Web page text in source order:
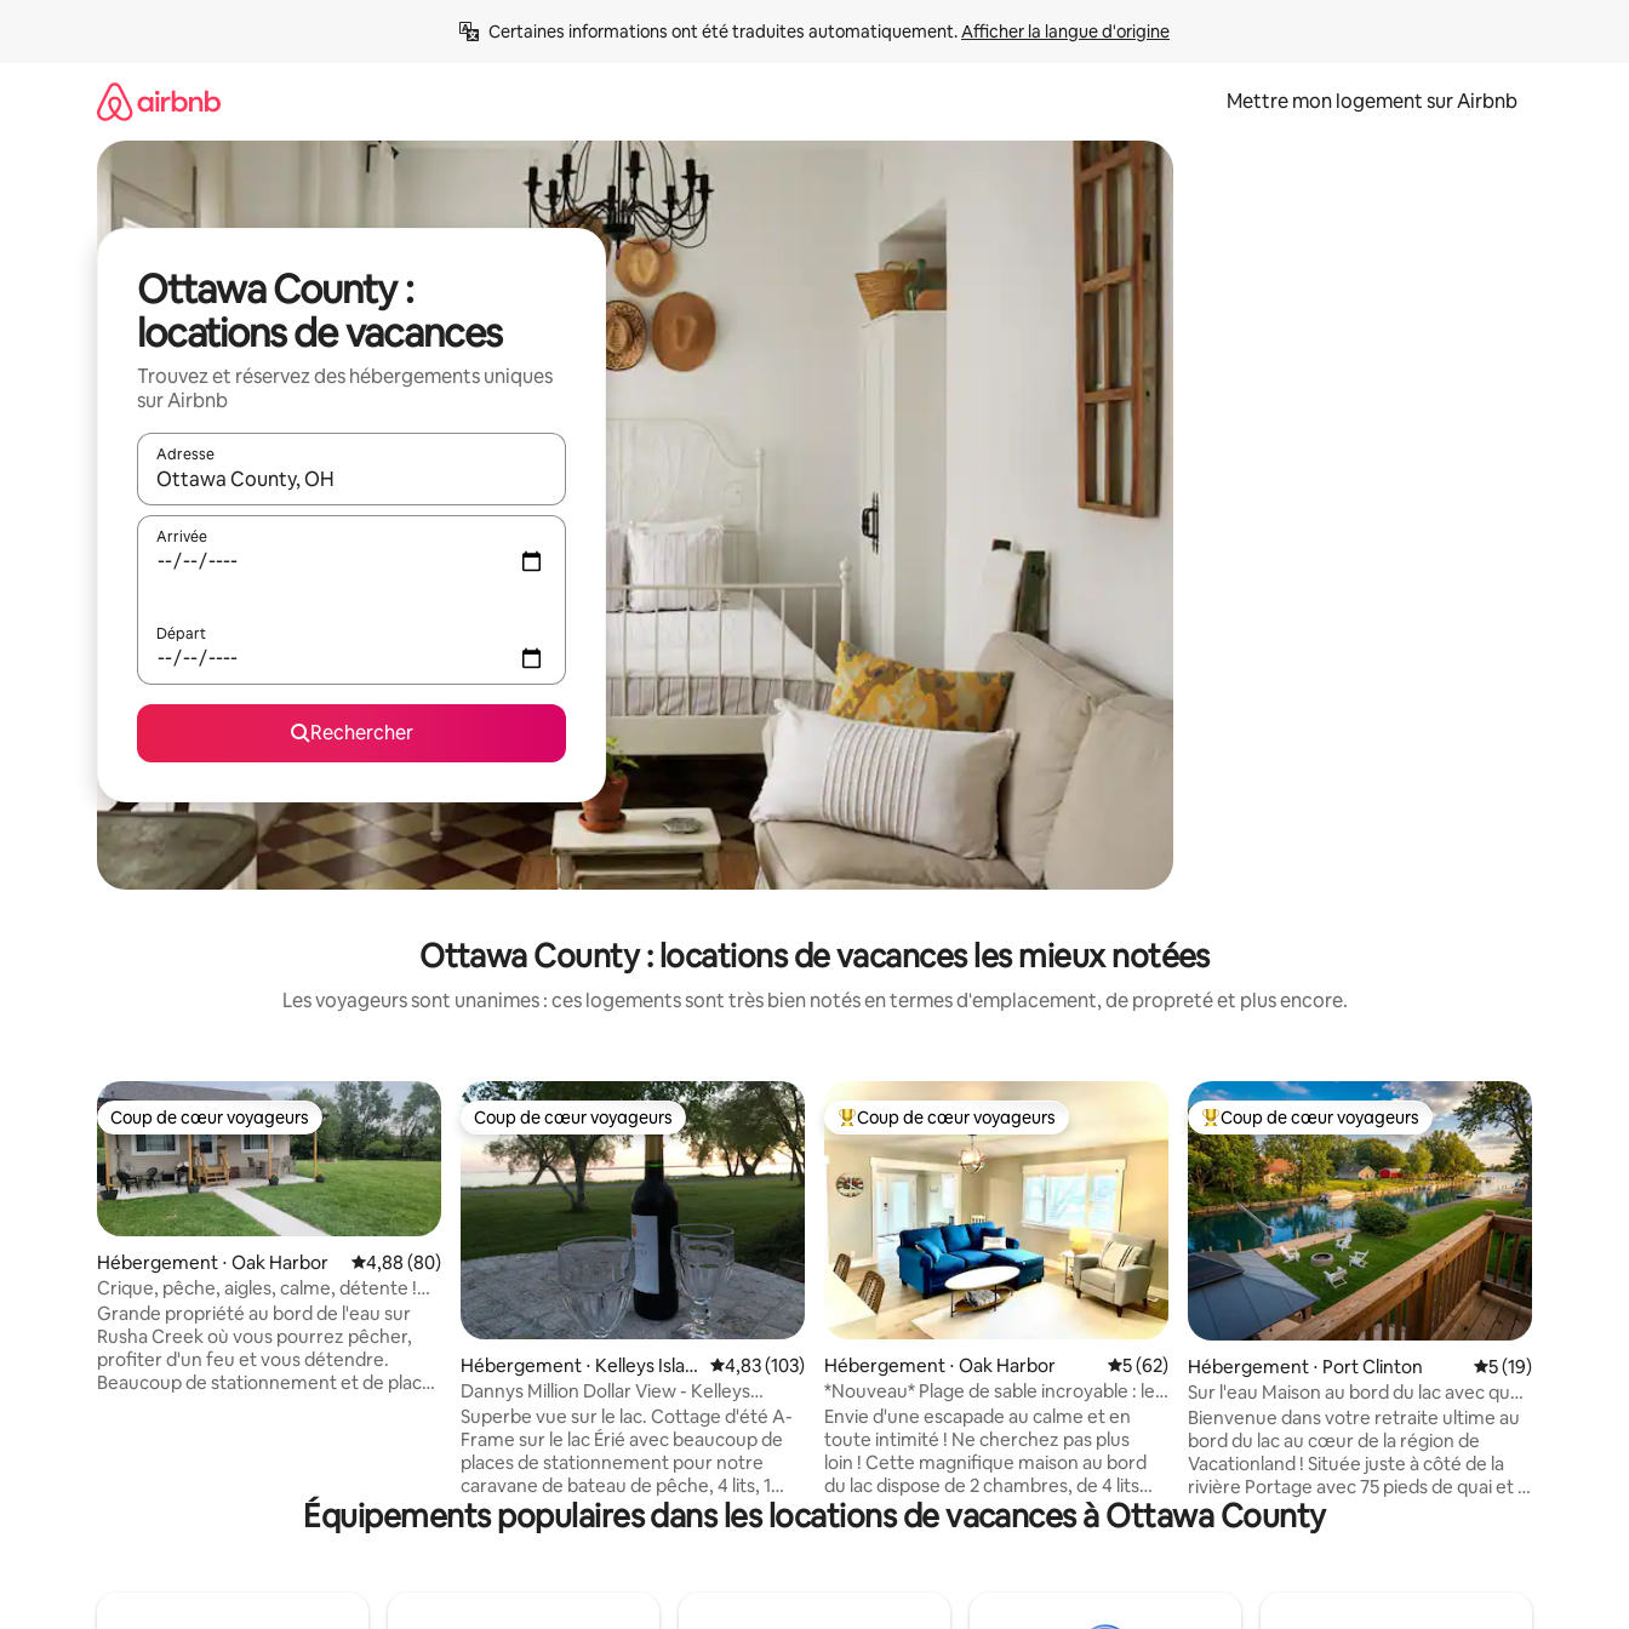
Certaines informations ont été traduites automatiquement. Afficher la langue d'origine
Mettre mon logement sur Airbnb
Ottawa County :
locations de vacances
Trouvez et réservez des hébergements uniques
sur Airbnb
Adresse
Lorsque les résultats s'affichent, utilisez les flèches vers le haut et vers le bas pour les parcourir ou en appuyant et en faisant glisser.
Arrivée
Départ
Rechercher
Ottawa County : locations de vacances les mieux notées
Les voyageurs sont unanimes : ces logements sont très bien notés en termes d'emplacement, de propreté et plus encore.
Coup de cœur voyageurs
Coup de cœur voyageurs
Hébergement ⋅ Oak Harbor Évaluation moyenne sur la base de 80 commentaires : 4,88 sur 5
4,88 (80)
Crique, pêche, aigles, calme, détente !
Réservez dès maintenant !
Grande propriété au bord de l'eau sur
Rusha Creek où vous pourrez pêcher,
profiter d'un feu et vous détendre.
Beaucoup de stationnement et de place
encore ! À quelques kilomètres de la
zone faunique de Magee Marsh, de
Coup de cœur voyageurs
Coup de cœur voyageurs
Hébergement ⋅ Kelleys Islan
d
Évaluation moyenne sur la base de 103 commentaires : 4,83 sur 5
4,83 (103)
Dannys Million Dollar View - Kelleys
Island, OH
Superbe vue sur le lac. Cottage d'été A-
Frame sur le lac Érié avec beaucoup de
places de stationnement pour notre
caravane de bateau de pêche, 4 lits, 1
salle de bain (douche avec baignoire), bel
angle au bord du lac/vue sur le lac et
Coups de cœur voyageurs les plus appréciés
Coup de cœur voyageurs
Hébergement ⋅ Oak Harbor Évaluation moyenne sur la base de 62 commentaires : 5 sur 5
5 (62)
*Nouveau* Plage de sable incroyable : le
bonheur à l'état pur
Envie d'une escapade au calme et en
toute intimité ! Ne cherchez pas plus
loin ! Cette magnifique maison au bord
du lac dispose de 2 chambres, de 4 lits
confortables et chaleureux (1 lit
Queen Size, 2 lits simples et 1 lit double
d’un lave-linge et d’un sèche-linge, ainsi
Coups de cœur voyageurs les plus appréciés
Coup de cœur voyageurs
Hébergement ⋅ Port Clinton Évaluation
5 (19)
Sur l'eau Maison au bord du lac avec quai
et jacuzzi
Bienvenue dans votre retraite ultime au
bord du lac au cœur de la région de
Vacationland ! Située juste à côté de la
rivière Portage avec 75 pieds de quai et à
quelques minutes du lac Érié, cette
maison lumineuse et accueillante de
Équipements populaires dans les locations de vacances à Ottawa County